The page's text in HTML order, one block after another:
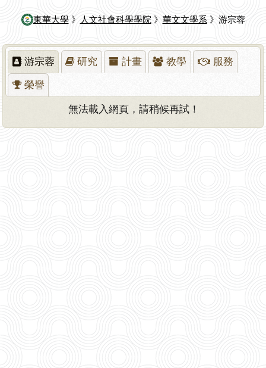
東華大學》 人文社會科學學院 》 華文文學系 》游宗蓉
游宗蓉 研究 計畫 教學 服務
榮譽
無法載入網頁，請稍候再試！